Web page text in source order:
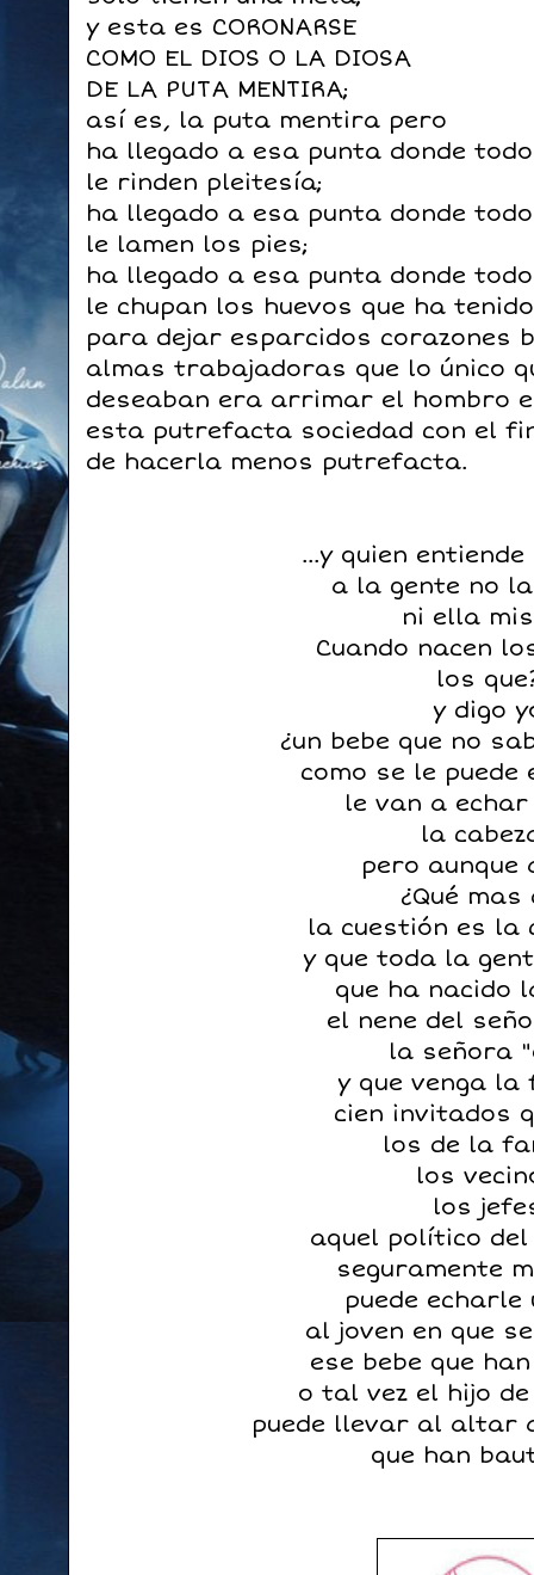
y esta es CORONARSE
COMO EL DIOS O LA DIOSA
DE LA PUTA MENTIRA;
así es, la puta mentira pero
ha llegado a esa punta donde
le rinden pleitesía;
ha llegado a esa punta donde
le lamen los pies;
ha llegado a esa punta donde
le chupan los huevos que ha tenido
para dejar esparcidos corazones
almas trabajadoras que lo único
deseaban era arrimar el hombro
esta putrefacta sociedad con el
de hacerla menos putrefacta.
...y quien
a la gente no
ni ella
Cuando nacen
los
y digo
¿un bebe que no
como se le puede
le van a echar
la
pero aunque
¿Qué mas
la cuestión es la
y que toda la
que ha nacido
el nene del
la señora
y que venga
cien invitados
los de la
los
los
aquel político del
seguramente
puede echarle
al joven en que
ese bebe que
o tal vez el hijo
puede llevar al altar
que han